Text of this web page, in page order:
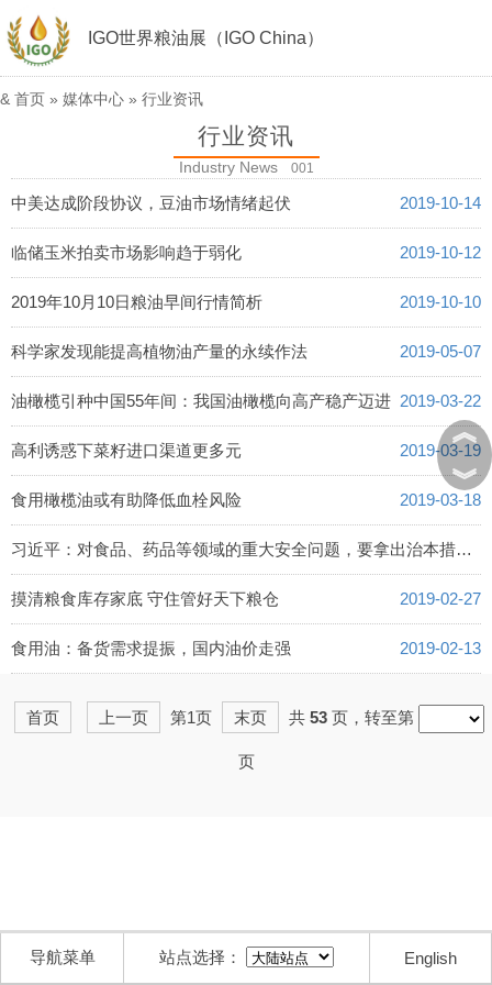
IGO世界粮油展（IGO China）
& 首页 » 媒体中心 » 行业资讯
行业资讯
Industry News 001
中美达成阶段协议，豆油市场情绪起伏 2019-10-14
临储玉米拍卖市场影响趋于弱化 2019-10-12
2019年10月10日粮油早间行情简析 2019-10-10
科学家发现能提高植物油产量的永续作法 2019-05-07
油橄榄引种中国55年间：我国油橄榄向高产稳产迈进 2019-03-22
高利诱惑下菜籽进口渠道更多元 2019-03-19
食用橄榄油或有助降低血栓风险 2019-03-18
习近平：对食品、药品等领域的重大安全问题，要拿出治本措施，对违法者用重典
2019-02-28
摸清粮食库存家底 守住管好天下粮仓 2019-02-27
食用油：备货需求提振，国内油价走强 2019-02-13
首页 上一页 第1页 末页 共 53页，转至第
页
︽
︾
导航菜单 站点选择： English